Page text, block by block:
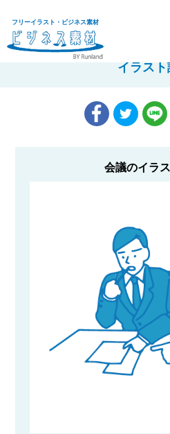
フリーイラスト・ビジネス素材
イラスト
会議のイラ